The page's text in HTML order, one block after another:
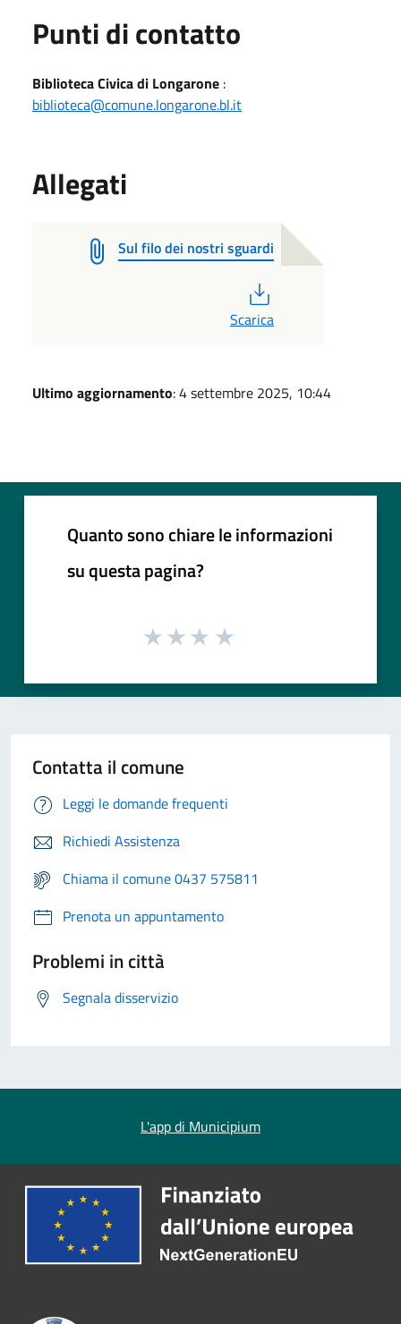
Punti di contatto
Biblioteca Civica di Longarone :
biblioteca@comune.longarone.bl.it
Allegati
Sul filo dei nostri sguardi
Scarica
Ultimo aggiornamento: 4 settembre 2025, 10:44
Quanto sono chiare le informazioni
su questa pagina?
Contatta il comune
Leggi le domande frequenti
Richiedi Assistenza
Chiama il comune 0437 575811
Prenota un appuntamento
Problemi in città
Segnala disservizio
L'app di Municipium